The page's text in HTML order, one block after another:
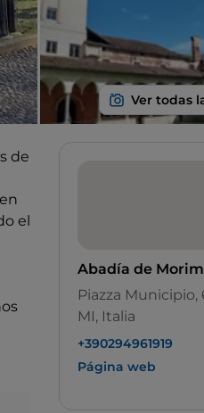
de
el
Abadía de
Piazza
MI, Italia
+390294961919
Página web